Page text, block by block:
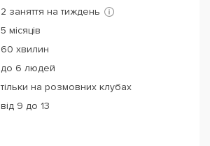
2 заняття на тиждень
5 місяців
60 хвилин
до 6 людей
тільки на розмовних клубах
від 9 до 13